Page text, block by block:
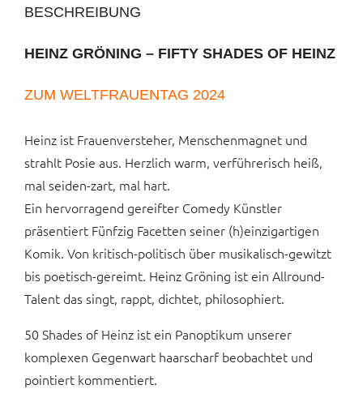
BESCHREIBUNG
HEINZ GRÖNING – FIFTY SHADES OF HEINZ
ZUM WELTFRAUENTAG 2024
Heinz ist Frauenversteher, Menschenmagnet und
strahlt Posie aus. Herzlich warm, verführerisch heiß,
mal seiden-zart, mal hart.
Ein hervorragend gereifter Comedy Künstler
präsentiert Fünfzig Facetten seiner (h)einzigartigen
Komik. Von kritisch-politisch über musikalisch-gewitzt
bis poetisch-gereimt. Heinz Gröning ist ein Allround-
Talent das singt, rappt, dichtet, philosophiert.
50 Shades of Heinz ist ein Panoptikum unserer
komplexen Gegenwart haarscharf beobachtet und
pointiert kommentiert.